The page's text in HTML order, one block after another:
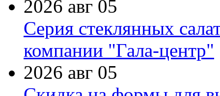
2026 авг 05
Серия стеклянных
компании "Гала-центр"
2026 авг 05